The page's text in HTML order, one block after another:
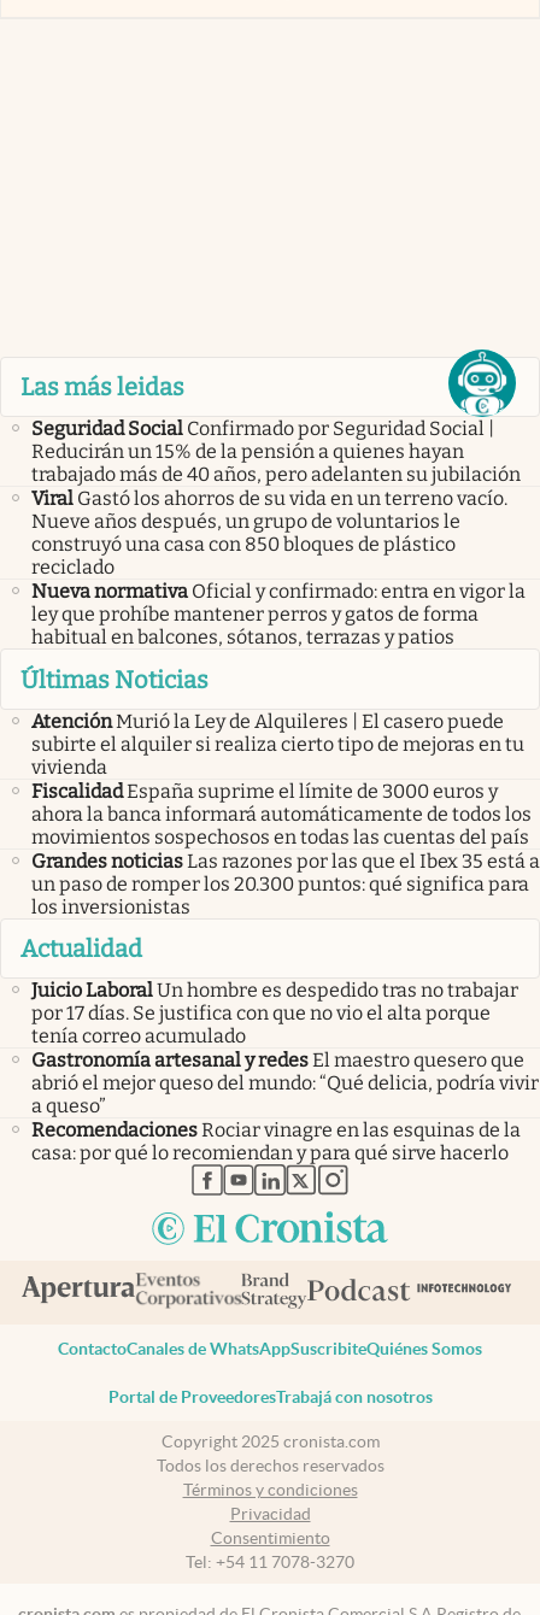
Las más leidas
Seguridad Social Confirmado por Seguridad Social |
Reducirán un 15% de la pensión a quienes hayan
trabajado más de 40 años, pero adelanten su jubilación
Viral Gastó los ahorros de su vida en un terreno vacío.
Nueve años después, un grupo de voluntarios le
construyó una casa con 850 bloques de plástico
reciclado
Nueva normativa Oficial y confirmado: entra en vigor la
ley que prohíbe mantener perros y gatos de forma
habitual en balcones, sótanos, terrazas y patios
Últimas Noticias
AtenciónMurió la Ley de Alquileres | El casero puede
subirte el alquiler si realiza cierto tipo de mejoras en tu
vivienda
FiscalidadEspaña suprime el límite de 3000 euros y
ahora la banca informará automáticamente de todos los
movimientos sospechosos en todas las cuentas del país
Grandes noticiasLas razones por las que el Ibex 35 está a
un paso de romper los 20.300 puntos: qué significa para
los inversionistas
Actualidad
Juicio LaboralUn hombre es despedido tras no trabajar
por 17 días. Se justifica con que no vio el alta porque
tenía correo acumulado
Gastronomía artesanal y redesEl maestro quesero que
abrió el mejor queso del mundo: “Qué delicia, podría vivir
a queso”
RecomendacionesRociar vinagre en las esquinas de la
casa: por qué lo recomiendan y para qué sirve hacerlo
abre en nueva pestaña
abre en nueva pestaña
abre en nueva pestaña
abre en nueva pestaña
abre en nueva pestaña
ContactoCanales de WhatsAppSuscribiteQuiénes Somos
Portal de ProveedoresTrabajá con nosotros
Copyright 2025 cronista.com
Todos los derechos reservados
Términos y condiciones
Privacidad
Consentimiento
Tel: +54 11 7078-3270